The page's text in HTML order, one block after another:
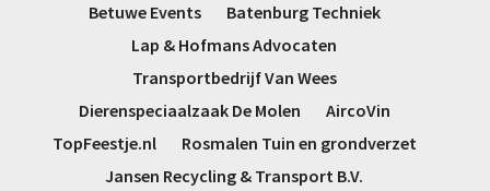
Betuwe Events
Batenburg Techniek
Lap & Hofmans Advocaten
Transportbedrijf Van Wees
Dierenspeciaalzaak De Molen
AircoVin
TopFeestje.nl
Rosmalen Tuin en grondverzet
Jansen Recycling & Transport B.V.